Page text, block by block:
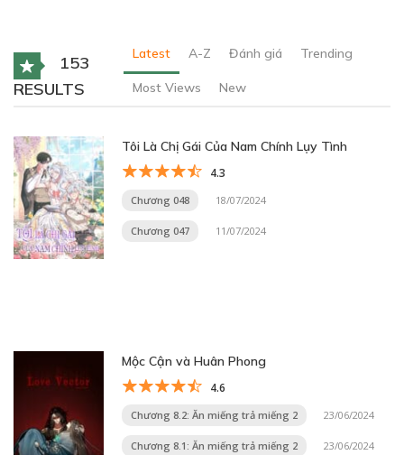
153
RESULTS
Latest A-Z Đánh giá Trending
Most Views New
Tôi Là Chị Gái Của Nam Chính Lụy Tình
4.3
Chương 048 18/07/2024
Chương 047 11/07/2024
Mộc Cận và Huân Phong
4.6
Chương 8.2: Ăn miếng trả miếng 2 23/06/2024
Chương 8.1: Ăn miếng trả miếng 2 23/06/2024